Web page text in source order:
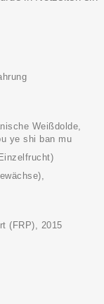
Weißdolde,
ye shi ban mu
(FRP) 2015